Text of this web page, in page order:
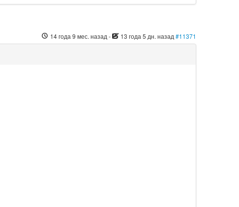
14 года 9 мес. назад - 13 года 5 дн. назад #11371